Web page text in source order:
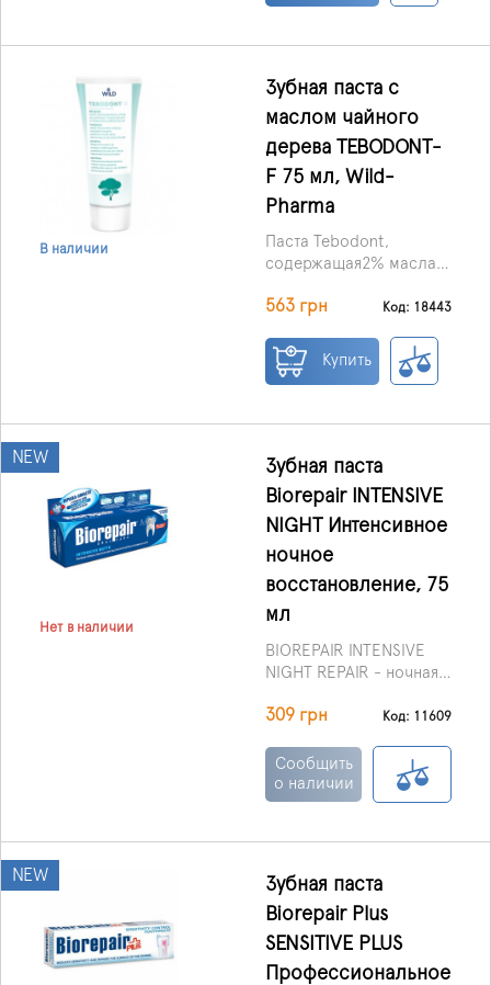
В наличии
Зубная паста с
маслом чайного
дерева TEBODONT-
F 75 мл, Wild-
Pharma
Паста Tebodont,
содержащая2% масла
(MelaleucaAlternifolia),
регенерирует и
ухаживает за деснами.
563 грн Код: 18443
Купить
NEW
Нет в наличии
Зубная паста
Biorepair INTENSIVE
NIGHT Интенсивное
ночное
восстановление, 75
мл
BIOREPAIR INTENSIVE
NIGHT REPAIR - ночная
- это инновационная
разработана
специально для
интенсивного
в то время когда Вы
309 грн Код: 11609
Сообщить
о наличии
NEW
Зубная паста
Biorepair Plus
SENSITIVE PLUS
Профессиональное